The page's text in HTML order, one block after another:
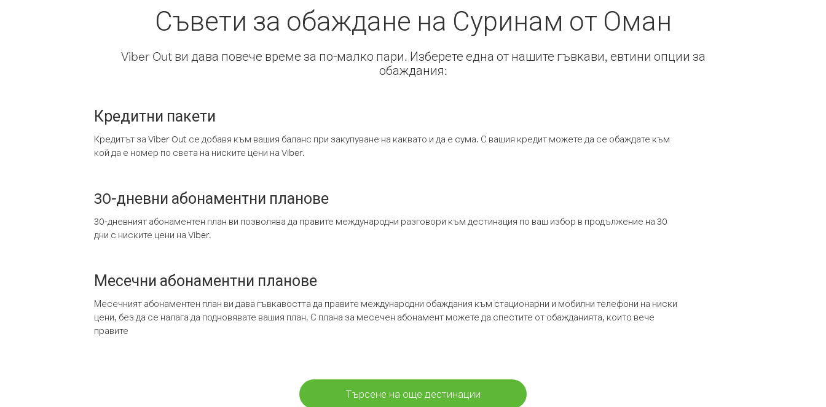
Съвети за обаждане на Суринам от Оман
Viber Out ви дава повече време за по-малко пари. Изберете една от нашите гъвкави, евтини опции за
обаждания:
Кредитни пакети
Кредитът за Viber Out се добавя към вашия баланс при закупуване на каквато и да е сума. С вашия кредит можете да се обаждате към
кой да е номер по света на ниските цени на Viber.
30-дневни абонаментни планове
30-дневният абонаментен план ви позволява да правите международни разговори към дестинация по ваш избор в продължение на 30
дни с ниските цени на Viber.
Месечни абонаментни планове
Месечният абонаментен план ви дава гъвкавостта да правите международни обаждания към стационарни и мобилни телефони на ниски
цени, без да се налага да подновявате вашия план. С плана за месечен абонамент можете да спестите от обажданията, които вече
правите
Търсене на още дестинации